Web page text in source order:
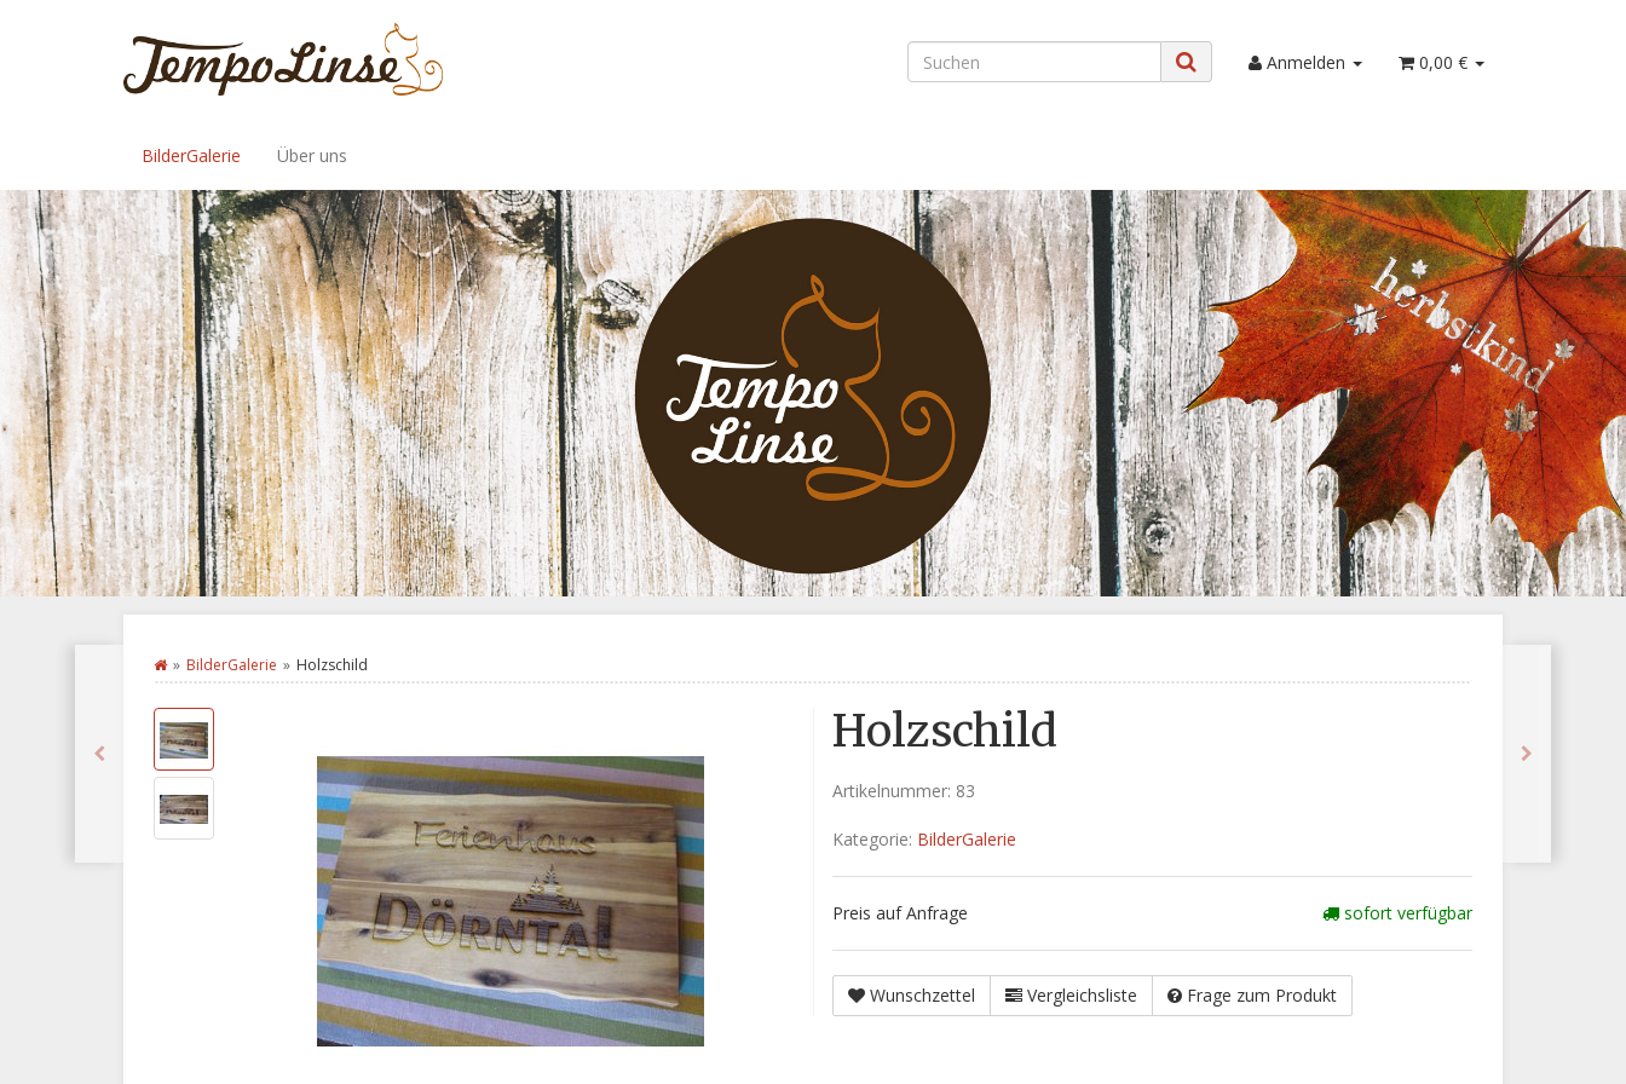
Anmelden 0,00 €
BilderGalerie Über uns
BilderGalerie Holzschild
Holzschild
Artikelnummer: 83
Kategorie: BilderGalerie
Preis auf Anfrage sofort verfügbar
Wunschzettel Vergleichsliste Frage zum Produkt